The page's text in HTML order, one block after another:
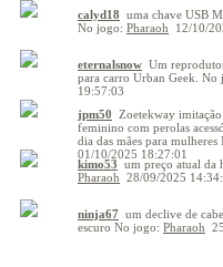
calyd18 uma chave USB
No jogo: Pharaoh 12/10/
eternalsnow Um
para carro Urban Geek. No
19:57:03
jpm50 Zoetekway
feminino com perolas
dia das mães para mulheres
01/10/2025 18:27:01
kimo53 um preço atual da
Pharaoh 28/09/2025
ninja67 um declive de
escuro No jogo: Pharaoh